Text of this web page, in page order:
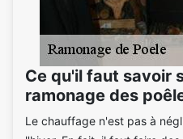
Ce qu'il faut savoir
ramonage des
Le chauffage n'est pas à